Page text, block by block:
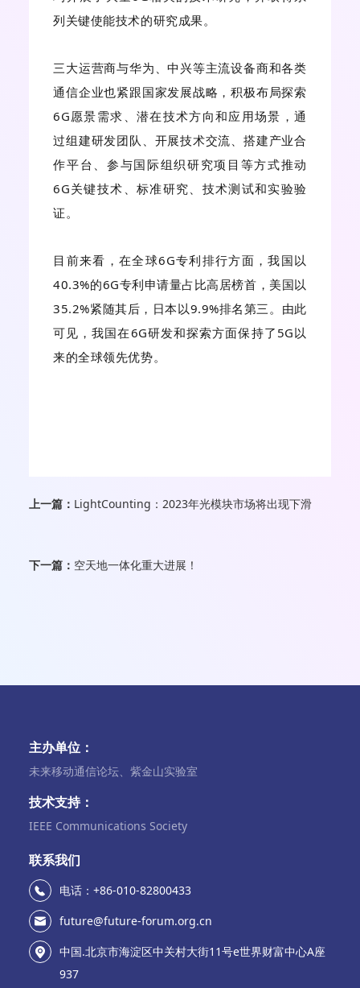
列关键使能技术的研究成果。
三大运营商与华为、中兴等主流设备商和各类
通信企业也紧跟国家发展战略，积极布局探索
6G愿景需求、潜在技术方向和应用场景，通
过组建研发团队、开展技术交流、搭建产业合
作平台、参与国际组织研究项目等方式推动
6G关键技术、标准研究、技术测试和实验验
证。
目前来看，在全球6G专利排行方面，我国以
40.3%的6G专利申请量占比高居榜首，美国以
35.2%紧随其后，日本以9.9%排名第三。由此
可见，我国在6G研发和探索方面保持了5G以
来的全球领先优势。
上一篇： LightCounting：2023年光模块市场将出现下滑
下一篇： 空天地一体化重大进展！
主办单位：
未来移动通信论坛、紫金山实验室
技术支持：
IEEE Communications Society
联系我们
电话：+86-010-82800433
future@future-forum.org.cn
中国.北京市海淀区中关村大街11号e世界财富中心A座
937